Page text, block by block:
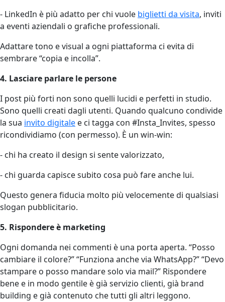
- LinkedIn è più adatto per chi vuole biglietti da visita, inviti
a eventi aziendali o grafiche professionali.
Adattare tono e visual a ogni piattaforma ci evita di
sembrare “copia e incolla”.
4. Lasciare parlare le persone
I post più forti non sono quelli lucidi e perfetti in studio.
Sono quelli creati dagli utenti. Quando qualcuno condivide
la sua invito digitale e ci tagga con #Insta_Invites, spesso
ricondividiamo (con permesso). È un win-win:
- chi ha creato il design si sente valorizzato,
- chi guarda capisce subito cosa può fare anche lui.
Questo genera fiducia molto più velocemente di qualsiasi
slogan pubblicitario.
5. Rispondere è marketing
Ogni domanda nei commenti è una porta aperta. “Posso
cambiare il colore?” “Funziona anche via WhatsApp?” “Devo
stampare o posso mandare solo via mail?” Rispondere
bene e in modo gentile è già servizio clienti, già brand
building e già contenuto che tutti gli altri leggono.